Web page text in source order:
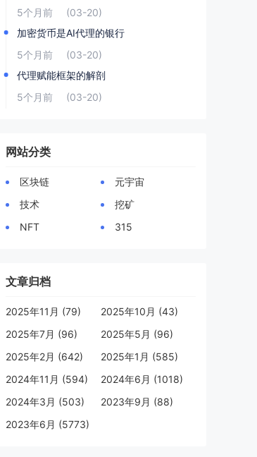
5个月前
(03-20)
加密货币是AI代理的银行
5个月前
(03-20)
代理赋能框架的解剖
5个月前
(03-20)
网站分类
区块链
元宇宙
技术
挖矿
NFT
315
文章归档
2025年11月 (79)
2025年10月 (43)
2025年7月 (96)
2025年5月 (96)
2025年2月 (642)
2025年1月 (585)
2024年11月 (594)
2024年6月 (1018)
2024年3月 (503)
2023年9月 (88)
2023年6月 (5773)